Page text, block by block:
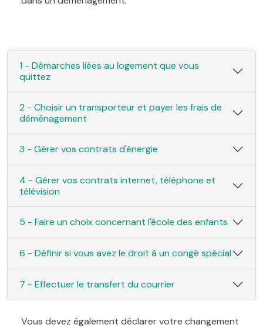
1 - Démarches liées au logement que vous
quittez
2 - Choisir un transporteur et payer les frais de
déménagement
3 - Gérer vos contrats d'énergie
4 - Gérer vos contrats internet, téléphone et
télévision
5 - Faire un choix concernant l'école des enfants
6 - Définir si vous avez le droit à un congé spécial
7 - Effectuer le transfert du courrier
Vous devez également déclarer votre changement